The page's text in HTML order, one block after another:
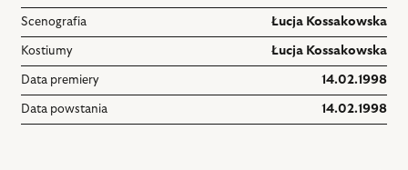
Scenografia Łucja Kossakowska
Kostiumy Łucja Kossakowska
Data premiery 14.02.1998
Data powstania 14.02.1998